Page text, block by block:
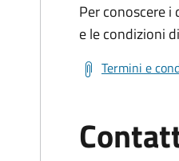
Per conoscere
e le condizioni
Termini e